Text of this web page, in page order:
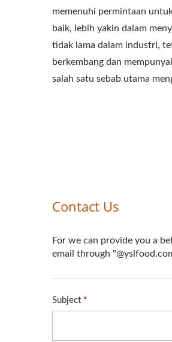
memenuhi permintaan
baik, lebih yakin dalam
tidak lama dalam industri,
berkembang dan
salah satu sebab utama